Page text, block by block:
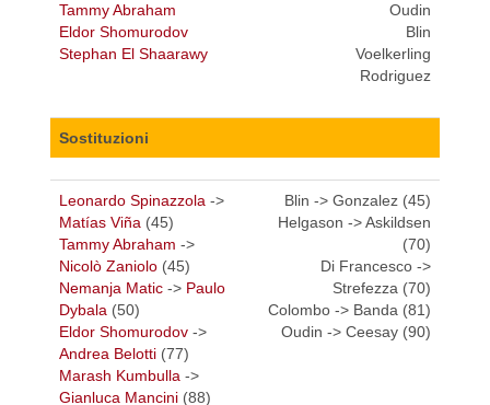
Tammy Abraham
Eldor Shomurodov
Stephan El Shaarawy
Oudin
Blin
Voelkerling
Rodriguez
Sostituzioni
Leonardo Spinazzola ->
Matías Viña (45)
Tammy Abraham ->
Nicolò Zaniolo (45)
Nemanja Matic -> Paulo
Dybala (50)
Eldor Shomurodov ->
Andrea Belotti (77)
Marash Kumbulla ->
Gianluca Mancini (88)
Blin -> Gonzalez (45)
Helgason -> Askildsen
(70)
Di Francesco ->
Strefezza (70)
Colombo -> Banda (81)
Oudin -> Ceesay (90)